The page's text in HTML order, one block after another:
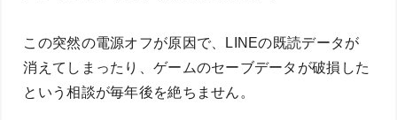
この突然の電源オフが原因で、LINEの既読データが
消えてしまったり、ゲームのセーブデータが破損した
という相談が毎年後を絶ちません。